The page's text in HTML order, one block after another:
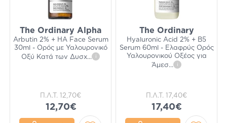
The Ordinary Alpha
Arbutin 2% + HA Face Serum
30ml - Ορός με Υαλουρονικό
Οξύ Κατά των Δυσχ... i
Π.Λ.Τ. 12,70€
12,70€
The Ordinary
Hyaluronic Acid 2% + B5
Serum 60ml - Ελαφρύς Ορός
Υαλουρονικού Οξέος για
Άμεσ... i
Π.Λ.Τ. 17,40€
17,40€